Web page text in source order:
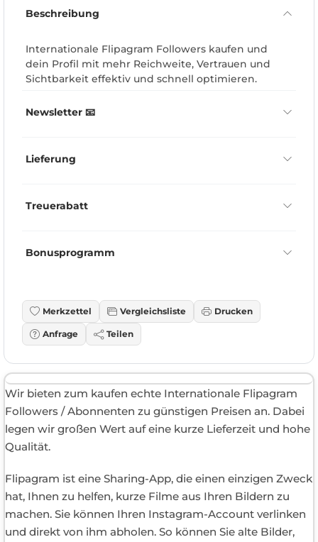
Beschreibung
Internationale Flipagram Followers kaufen und
dein Profil mit mehr Reichweite, Vertrauen und
Sichtbarkeit effektiv und schnell optimieren.
Newsletter 📧
Lieferung
Treuerabatt
Bonusprogramm
Merkzettel Vergleichsliste Drucken
Anfrage Teilen
Wir bieten zum kaufen echte Internationale Flipagram
Followers / Abonnenten zu günstigen Preisen an. Dabei
legen wir großen Wert auf eine kurze Lieferzeit und hohe
Qualität.
Flipagram ist eine Sharing-App, die einen einzigen Zweck
hat, Ihnen zu helfen, kurze Filme aus Ihren Bildern zu
machen. Sie können Ihren Instagram-Account verlinken
und direkt von ihm abholen. So können Sie alte Bilder,